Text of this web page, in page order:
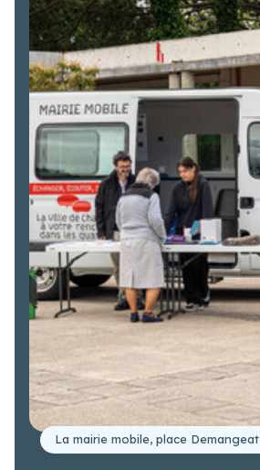
La mairie mobile, place Demangeat